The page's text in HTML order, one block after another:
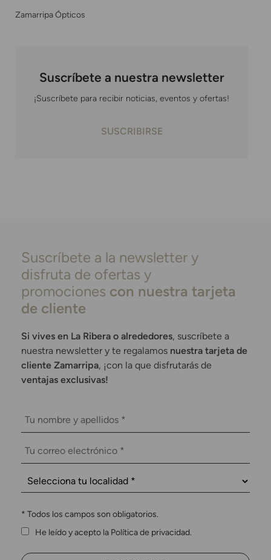
Zamarripa Ópticos
Suscríbete a nuestra newsletter
¡Suscríbete para recibir noticias, eventos y ofertas!
SUSCRIBIRSE
Suscríbete a la newsletter y
disfruta de ofertas y
promociones con nuestra tarjeta
de cliente
Si vives en La Ribera o alrededores, suscríbete a
nuestra newsletter y te regalamos nuestra tarjeta de
cliente Zamarripa, ¡con la que disfrutarás de
ventajas exclusivas!
* Todos los campos son obligatorios.
He leído y acepto la Política de privacidad.